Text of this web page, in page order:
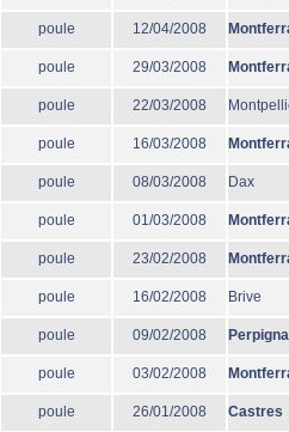
poule 12/04/2008
poule 29/03/2008
poule 22/03/2008
poule 16/03/2008
poule 08/03/2008 Dax
poule 01/03/2008
poule 23/02/2008
poule 16/02/2008 Brive
poule 09/02/2008
poule 03/02/2008
poule 26/01/2008 Castres